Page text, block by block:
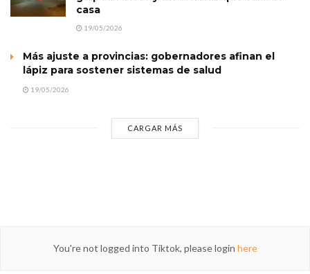
casa
19/05/2026
Más ajuste a provincias: gobernadores afinan el
lápiz para sostener sistemas de salud
19/05/2026
CARGAR MÁS
You're not logged into Tiktok, please login here